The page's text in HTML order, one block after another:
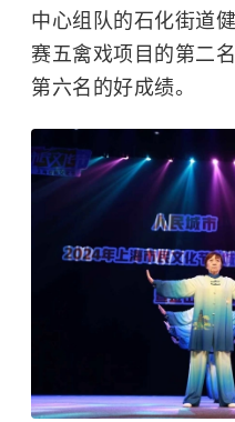
中心组队的石化街道
赛五禽戏项目的第二
第六名的好成绩。